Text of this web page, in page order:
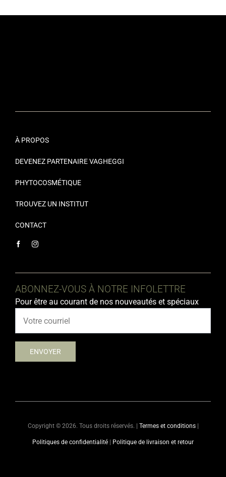
À PROPOS
DEVENEZ PARTENAIRE VAGHEGGI
PHYTOCOSMÉTIQUE
TROUVEZ UN INSTITUT
CONTACT
ABONNEZ-VOUS À NOTRE INFOLETTRE
Pour être au courant de nos nouveautés et spéciaux
Copyright © 2026. Tous droits réservés. | Termes et conditions|
Politiques de confidentialité Politique de livraison et retour